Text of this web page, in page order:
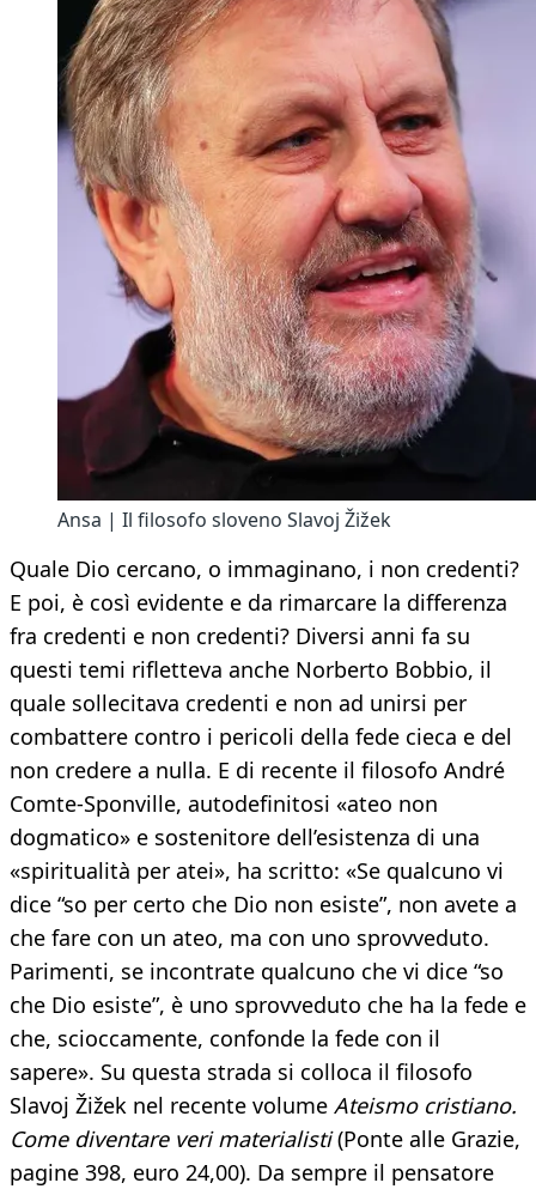
Ansa | Il filosofo sloveno Slavoj Žižek
Quale Dio cercano, o immaginano, i non credenti?
E poi, è così evidente e da rimarcare la differenza
fra credenti e non credenti? Diversi anni fa su
questi temi rifletteva anche Norberto Bobbio, il
quale sollecitava credenti e non ad unirsi per
combattere contro i pericoli della fede cieca e del
non credere a nulla. E di recente il filosofo André
Comte-Sponville, autodefinitosi «ateo non
dogmatico» e sostenitore dell’esistenza di una
«spiritualità per atei», ha scritto: «Se qualcuno vi
dice “so per certo che Dio non esiste”, non avete a
che fare con un ateo, ma con uno sprovveduto.
Parimenti, se incontrate qualcuno che vi dice “so
che Dio esiste”, è uno sprovveduto che ha la fede e
che, scioccamente, confonde la fede con il
sapere». Su questa strada si colloca il filosofo
Slavoj Žižek nel recente volume Ateismo cristiano.
Come diventare veri materialisti(Ponte alle Grazie,
pagine 398, euro 24,00). Da sempre il pensatore